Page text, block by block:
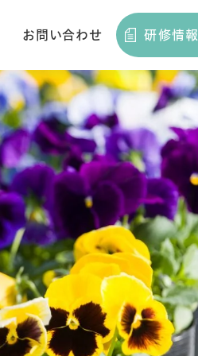
お問い合わせ 研修情報